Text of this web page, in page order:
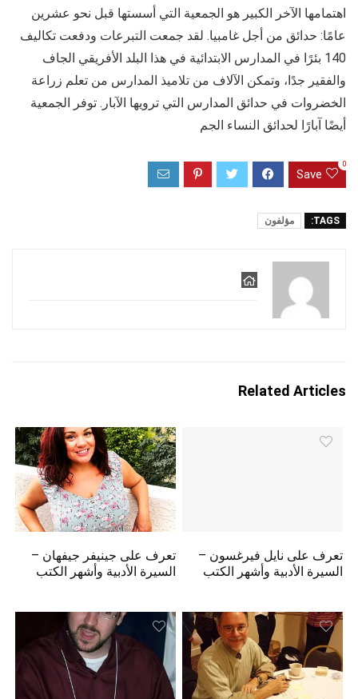
اهتمامها الآخر الكبير هو الجمعية التي أسستها قبل نحو عشرين
عامًا: حدائق من أجل غامبيا. لقد جمعت التبرعات ودفعت تكاليف
140 بئرًا في المدارس الابتدائية في هذا البلد الأفريقي الجاف
والفقير جدًا، وتمكن الآلاف من تلاميذ المدارس من تعلم زراعة
الخضروات في حدائق المدارس التي ترويها الآبار. توفر الجمعية
أيضًا آبارًا لحدائق النساء الجم
Save
0
TAGS: مؤلفون
Related Articles
تعرف على نايل فيرغسون –
السيرة الأدبية وأشهر الكتب
تعرف على جينيفر جيفهان –
السيرة الأدبية وأشهر الكتب